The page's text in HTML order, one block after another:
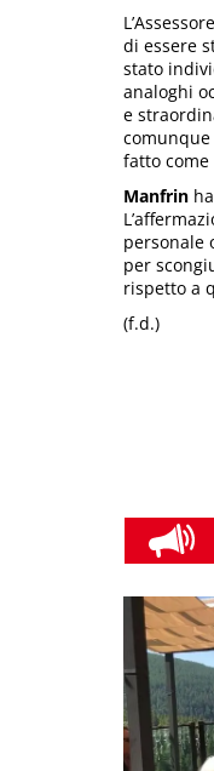
di essere
stato
analoghi
e
fatto come
Manfrin
personale
per
rispetto a
(f.d.)